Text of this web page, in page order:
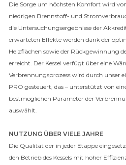
Die Sorge um höchsten Komfort wird
niedrigen Brennstoff- und
die Untersuchungsergebnisse der
erwarteten Effekte werden dank der
Heizflächen sowie der Rückgewinnung
erreicht. Der Kessel verfügt über eine
Verbrennungsprozess wird durch unser
PRO gesteuert, das – unterstützt von
bestmöglichen Parameter der
auswählt.
NUTZUNG ÜBER VIELE JAHRE
Die Qualität der in jeder Etappe
den Betrieb des Kessels mit hoher